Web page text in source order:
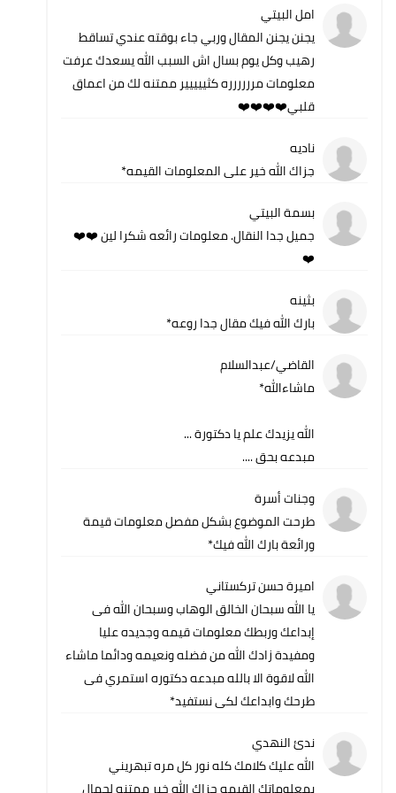
امل البيتي
يجنن يجنن المقال وربي جاء بوقته عندي تساقط
رهيب وكل يوم بسال اش السبب الله يسعدك عرفت
معلومات مرررررره كثييييير ممتنه لك من اعماق
قلبي❤️❤️❤️❤️
ناديه
جزاك الله خير على المعلومات القيمه*
بسمة البيتي
جميل جدا النقال. معلومات رائعه شكرا لين ❤️❤️
❤️
بثينه
بارك الله فيك مقال جدا روعه*
القاضي/عبدالسلام
ماشاءالله*
الله يزيدك علم يا دكتورة ...
مبدعه بحق ....
وجنات أسرة
طرحت الموضوع بشكل مفصل معلومات قيمة
ورائعة بارك الله فيك*
اميرة حسن تركستاني
يا الله سبحان الخالق الوهاب وسبحان الله فى
إبداعك وربطك معلومات قيمه وجديده عليا
ومفيدة زادك الله من فضله ونعيمه ودائما ماشاء
الله لاقوة الا بالله مبدعه دكتوره استمري فى
طرحك وابداعك لكى نستفيد*
ندئ النهدي
الله عليك كلامك كله نور كل مره تبهريني